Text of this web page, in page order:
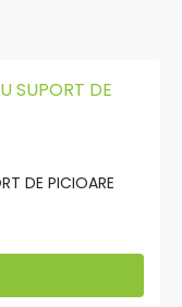
DE PICIOARE